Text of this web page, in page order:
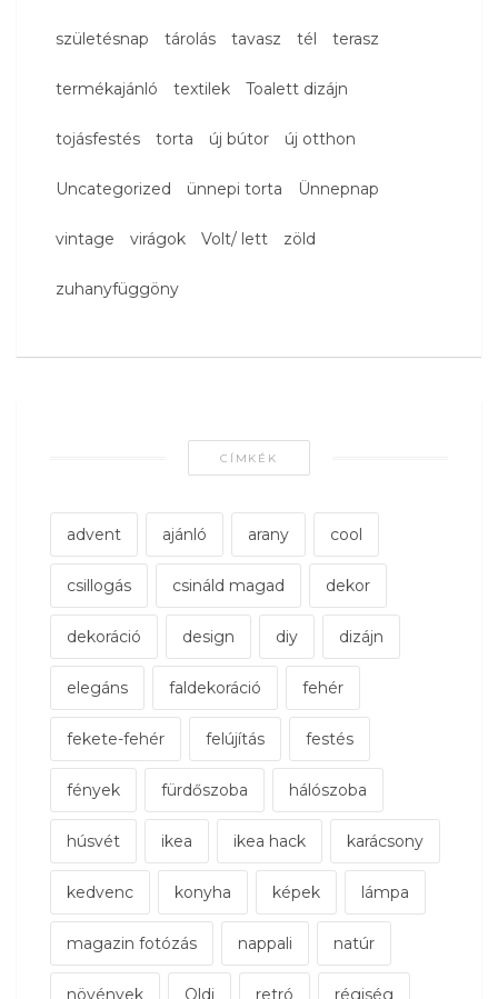
születésnap tárolás tavasz tél terasz
termékajánló textilek Toalett dizájn
tojásfestés torta új bútor új otthon
Uncategorized ünnepi torta Ünnepnap
vintage virágok Volt/ lett zöld
zuhanyfüggöny
CÍMKÉK
advent ajánló arany cool
csillogás csináld magad dekor
dekoráció design diy dizájn
elegáns faldekoráció fehér
fekete-fehér felújítás festés
fények fürdőszoba hálószoba
húsvét ikea ikea hack karácsony
kedvenc konyha képek lámpa
magazin fotózás nappali natúr
növények Oldi retró régiség